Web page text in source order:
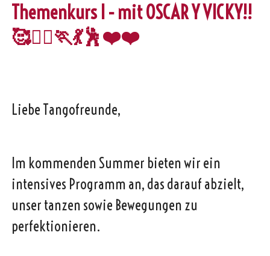
Themenkurs I - mit OSCAR Y VICKY!!
🥰🏃‍♀️🏃💃🕺❤️❤️
Liebe Tangofreunde,
Im kommenden Summer bieten wir ein
intensives Programm an, das darauf abzielt,
unser tanzen sowie Bewegungen zu
perfektionieren.